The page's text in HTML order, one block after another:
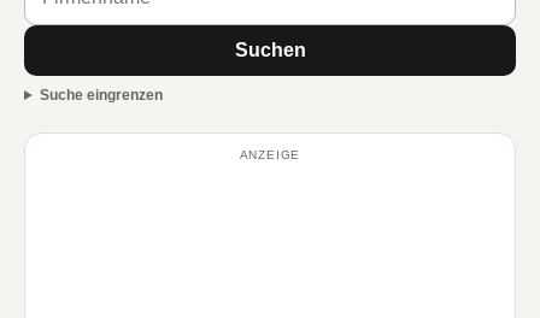
Suchen
Suche eingrenzen
ANZEIGE